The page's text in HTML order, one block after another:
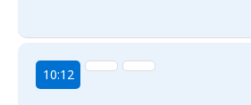
10:12